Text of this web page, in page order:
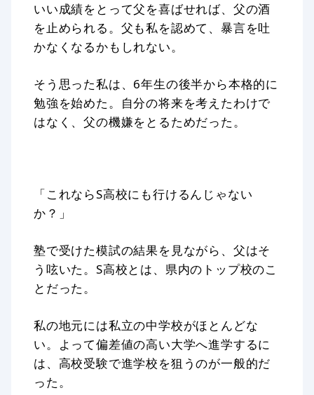
いい成績をとって父を喜ばせれば、父の酒
を止められる。父も私を認めて、暴言を吐
かなくなるかもしれない。
そう思った私は、6年生の後半から本格的に
勉強を始めた。自分の将来を考えたわけで
はなく、父の機嫌をとるためだった。
「これならS高校にも行けるんじゃない
か？」
塾で受けた模試の結果を見ながら、父はそ
う呟いた。S高校とは、県内のトップ校のこ
とだった。
私の地元には私立の中学校がほとんどな
い。よって偏差値の高い大学へ進学するに
は、高校受験で進学校を狙うのが一般的だ
った。